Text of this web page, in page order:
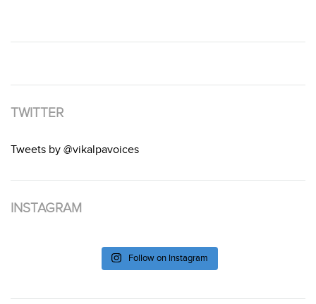
TWITTER
Tweets by @vikalpavoices
INSTAGRAM
Follow on Instagram